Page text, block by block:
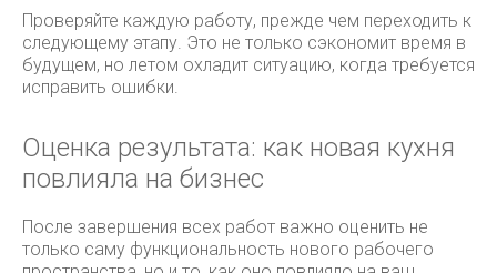
Проверяйте каждую работу, прежде чем переходить к
следующему этапу. Это не только сэкономит время в
будущем, но летом охладит ситуацию, когда требуется
исправить ошибки.
Оценка результата: как новая кухня
повлияла на бизнес
После завершения всех работ важно оценить не
только саму функциональность нового рабочего